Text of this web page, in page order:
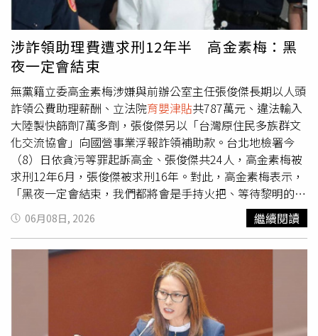
民進黨立委林岱樺，民進黨執政十年不辦她，等到她想選高
雄市長，也用助理費來辦她，辦到她從民調第一到初選落
敗。他另指出，上週已被國民黨徵召參選屏東縣長的蘇清泉
委員，遭檢方老案新辦。前年底屏東安泰醫院發生火警，屏
東地檢署原對醫院創辦人蘇清泉緩起訴處分，卻被高檢署撤
銷，屏檢重啟偵辦，改依過失致死起訴蘇清泉。民進黨操弄
司法，為的就是想要在年底五五波的選戰中，讓蘇清泉陷入
司法泥淖，疲於奔命。羅智強批評，冷飯熱炒、老案新辦、
以案查案、無案變小案、小案變大案，偵查大公開、媒體大
造謠、雞蛋挑骨頭，賴清德容不下民主制衡，就把司法變利
刃，追殺清算在野。
涉詐領助理費遭求刑12年半 高金素梅：黑
夜一定會結束
無黨籍立委高金素梅涉嫌與前辦公室主任張俊傑長期以人頭
詐領公費助理薪酬、立法院育嬰津貼共787萬元、違法輸入
大陸製快篩劑7萬多劑，張俊傑另以「台灣原住民多族群文
化交流協會」向國營事業浮報詐領補助款。台北地檢署今
（8）日依貪污等罪起訴高金、張俊傑共24人，高金素梅被
求刑12年6月，張俊傑被求刑16年。對此，高金素梅表示，
「黑夜一定會結束，我們都將會是手持火把、等待黎明的守
夜人」。高金素梅於臉書發文表示，對於這樣的起訴，她有
話要講。2002年，離開了自己所熟悉的演藝事業，進入了
完全陌生的立法院。這24年來，她努力捍衛原住民的尊嚴並
推動了無數原民法案，也爭取了部落的基礎建設。勤走部
落、傾聽族人的聲音，成為了她的日常。當年，她很幸運，
認識了熟悉台灣原住民族運動與立法院運作的張俊傑和他的
團隊夥伴們。在立法院他們熱誠奉獻、各司其職的專業投
入，讓她能夠將有關立法院的行政庶務完全信任地交給他
06月08日, 2026 繼續閱讀